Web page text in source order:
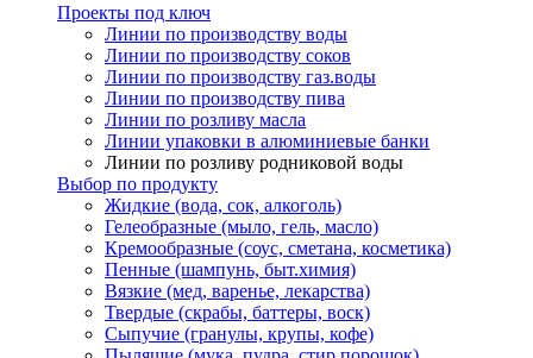
Проекты под ключ
Линии по производству воды
Линии по производству соков
Линии по производству газ.воды
Линии по производству пива
Линии по розливу масла
Линии упаковки в алюминиевые банки
Линии по розливу родниковой воды
Выбор по продукту
Жидкие (вода, сок, алкоголь)
Гелеобразные (мыло, гель, масло)
Кремообразные (соус, сметана, косметика)
Пенные (шампунь, быт.химия)
Вязкие (мед, варенье, лекарства)
Твердые (скрабы, баттеры, воск)
Сыпучие (гранулы, крупы, кофе)